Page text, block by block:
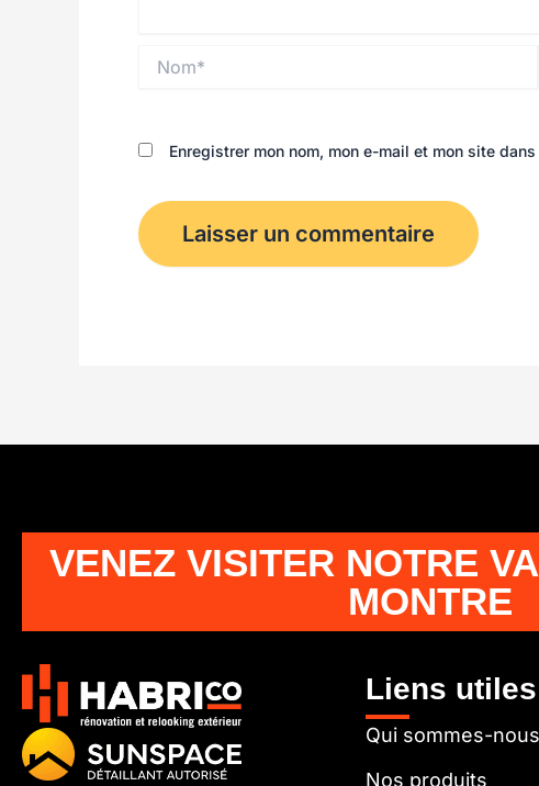
Enregistrer mon nom, mon e-mail et mon site
VENEZ VISITER NOTRE
MONTRE
Liens utiles
Qui sommes-nous
Nos produits